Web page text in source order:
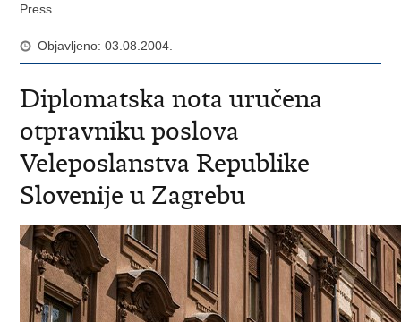
Press
Objavljeno: 03.08.2004.
Diplomatska nota uručena
otpravniku poslova
Veleposlanstva Republike
Slovenije u Zagrebu